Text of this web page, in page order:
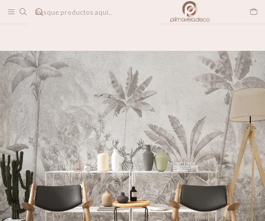
PAPELES MURALES TROPICAL